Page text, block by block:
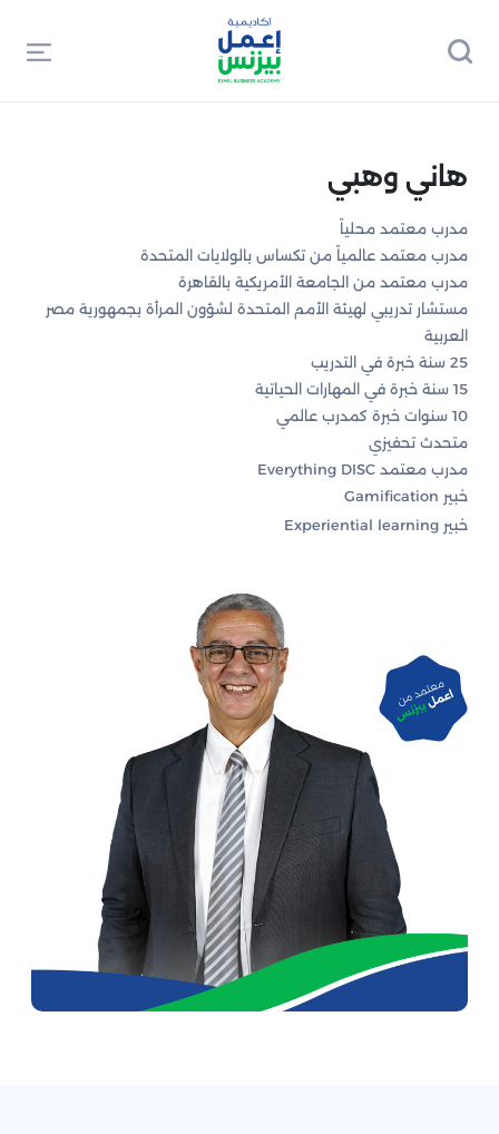
هاني وهبي
مدرب معتمد محلياً
مدرب معتمد عالمياً من تكساس بالولايات المتحدة
مدرب معتمد من الجامعة الأمريكية بالقاهرة
مستشار تدريبي لهيئة الأمم المتحدة لشؤون المرأة بجمهورية مصر
العربية
25 سنة خبرة في التدريب
15 سنة خبرة في المهارات الحياتية
10 سنوات خبرة كمدرب عالمي
متحدث تحفيزي
مدرب معتمد Everything DISC
خبير Gamification
خبير Experiential learning